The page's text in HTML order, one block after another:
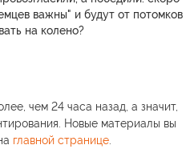
важны" и будут от потомков
на колено?
чем 24 часа назад, а значит,
Новые материалы вы
главной странице.